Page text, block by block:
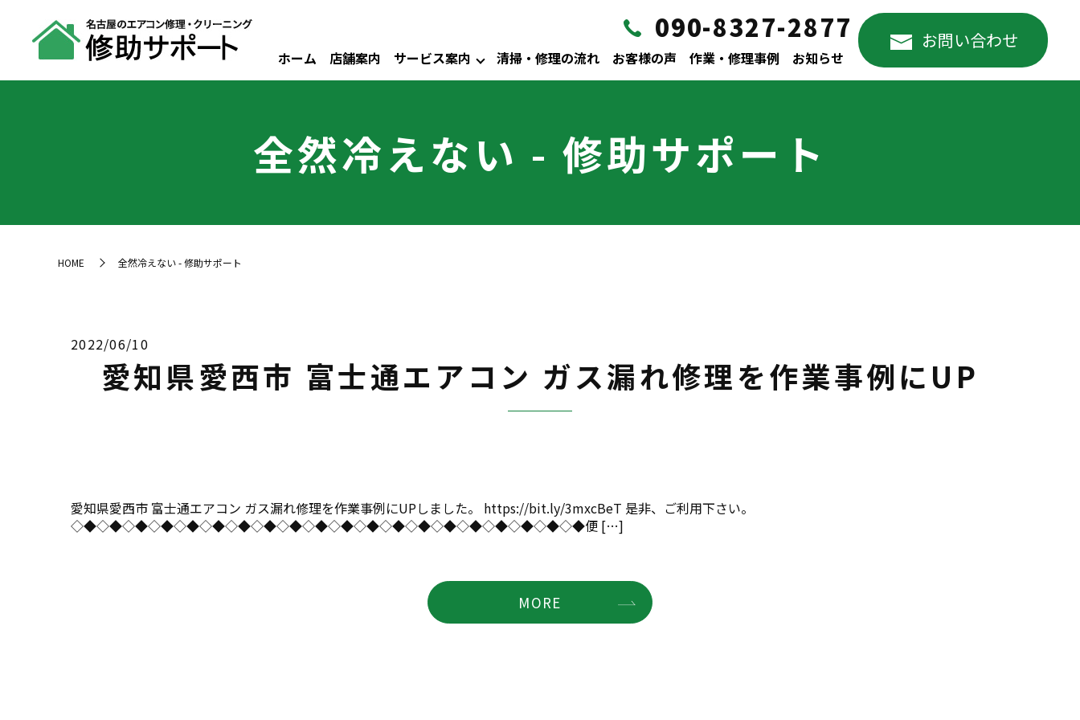
ホーム 店舗案内 サービス案内 清掃・修理の流れ お客様の声 作業・修理事例 お知らせ
お問い合わせ
090-8327-2877
全然冷えない - 修助サポート
HOME 全然冷えない - 修助サポート
2022/06/10
愛知県愛西市 富士通エアコン ガス漏れ修理を作業事例にUP
愛知県愛西市 富士通エアコン ガス漏れ修理を作業事例にUPしました。 https://bit.ly/3mxcBeT 是非、ご利用下さい。
◇◆◇◆◇◆◇◆◇◆◇◆◇◆◇◆◇◆◇◆◇◆◇◆◇◆◇◆◇◆◇◆◇◆◇◆◇◆◇◆便 […]
MORE